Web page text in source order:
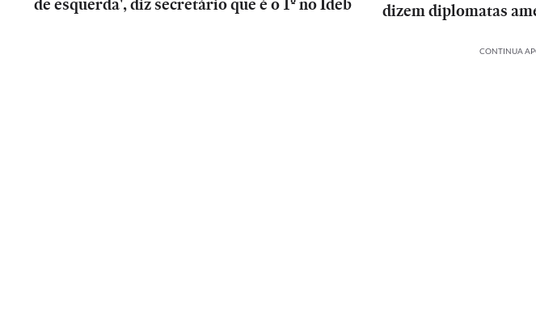
dizem diplomatas
CONTINUA